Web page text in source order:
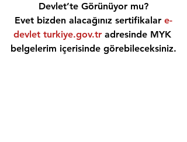
Devlet’te Görünüyor mu?
Evet bizden alacağınız sertifikalar e-
devlet turkiye.gov.tr adresinde MYK
belgelerim içerisinde görebileceksiniz.